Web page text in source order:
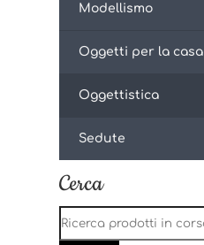
Modellismo
Oggetti per la casa
Oggettistica
Sedute
Cerca
Cerca: